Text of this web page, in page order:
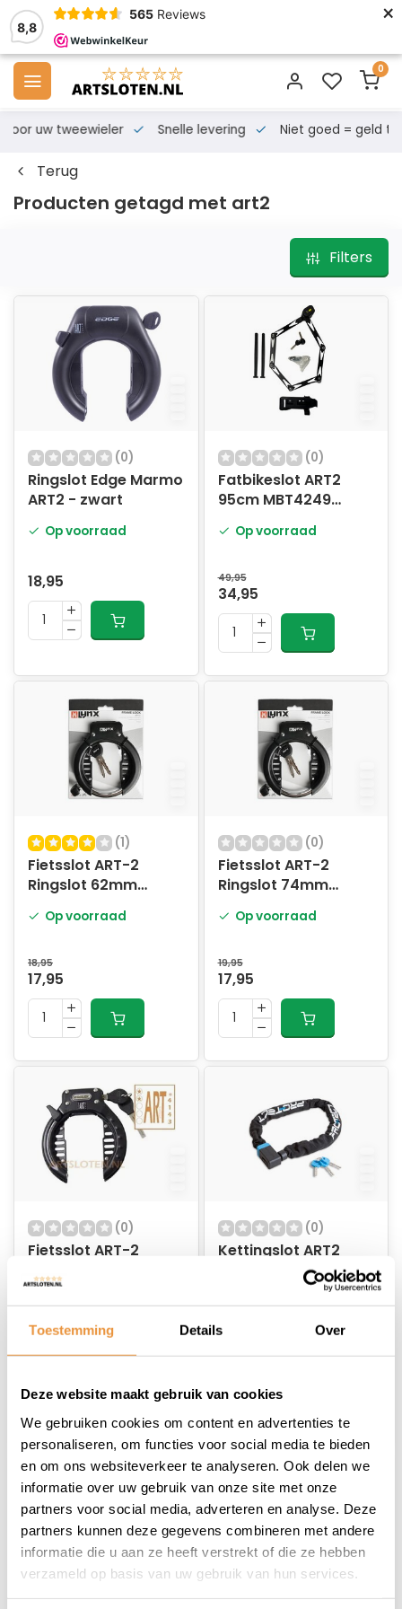
Toestemming Details Over
Deze website maakt gebruik van cookies
We gebruiken cookies om content en advertenties te
personaliseren, om functies voor social media te bieden
en om ons websiteverkeer te analyseren. Ook delen we
informatie over uw gebruik van onze site met onze
partners voor social media, adverteren en analyse. Deze
partners kunnen deze gegevens combineren met andere
informatie die u aan ze heeft verstrekt of die ze hebben
verzameld op basis van uw gebruik van hun services.
8,8
565 Reviews ×
0
voor uw tweewieler Snelle levering Niet goed = geld
Terug
Producten getagd met art2
Filters
(0)
Ringslot Edge Marmo
ART2 - zwart
Op voorraad
18,95
(0)
Fatbikeslot ART2
95cm MBT4249
Op voorraad
49,95
34,95
(1)
Fietsslot ART-2
Ringslot 62mm
Op voorraad
18,95
17,95
(0)
Fietsslot ART-2
Ringslot 74mm
Op voorraad
19,95
17,95
(0)
Fietsslot ART-2
Op voorraad
(0)
Kettingslot ART2
120cm MBT4227
Op voorraad